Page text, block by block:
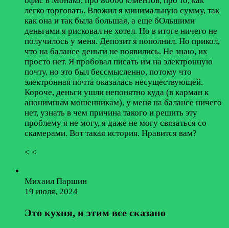
легко торговать. Вложил я минимальную сумму, так
как она и так была большая, а еще бОльшими
деньгами я рисковал не хотел. Но в итоге ничего не
получилось у меня. Депозит я пополнил. Но прикол,
что на балансе деньги не появились. Не знаю, их
просто нет. Я пробовал писать им на электронную
почту, но это был бессмысленно, потому что
электронная почта оказалась несуществующей.
Короче, деньги ушли непонятно куда (в карман к
анонимным мошенникам), у меня на балансе ничего
нет, узнать в чем причина такого и решить эту
проблему я не могу, я даже не могу связаться со
скамерами. Вот такая история. Нравится вам?
< <
Михаил Паршин
19 июля, 2024
Это кухня, и этим все сказано